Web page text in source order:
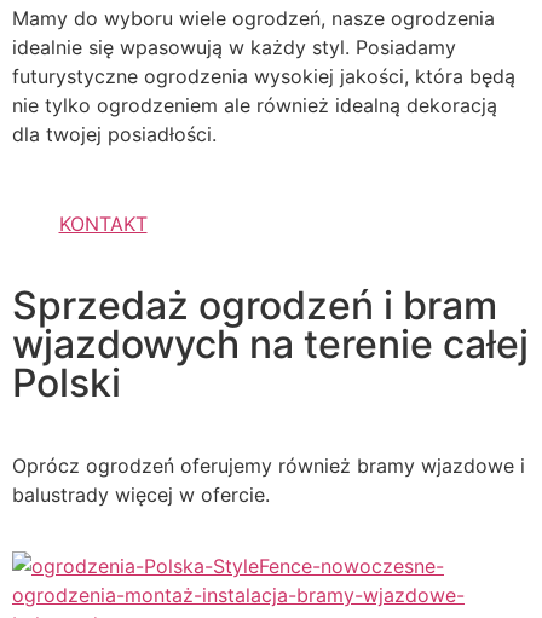
Mamy do wyboru wiele ogrodzeń, nasze ogrodzenia
idealnie się wpasowują w każdy styl. Posiadamy
futurystyczne ogrodzenia wysokiej jakości, która będą
nie tylko ogrodzeniem ale również idealną dekoracją
dla twojej posiadłości.
KONTAKT
Sprzedaż ogrodzeń i bram
wjazdowych na terenie całej
Polski
Oprócz ogrodzeń oferujemy również bramy wjazdowe i
balustrady więcej w ofercie.